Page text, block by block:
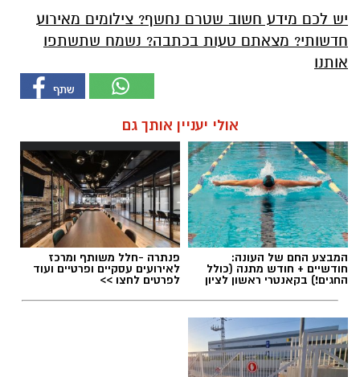
יש לכם מידע חשוב שטרם נחשף? צילומים מאירוע
חדשותי? מצאתם טעות בכתבה? נשמח שתשתפו
אותנו
אולי יעניין אותך גם
המבצע החם של העונה:
חודשיים + חודש מתנה (כולל
החגים!) בקאנטרי ראשון לציון
פנתרה -חלל משותף ומרכז
לאירועים עסקיים ופרטיים ועוד
לפרטים לחצו >>